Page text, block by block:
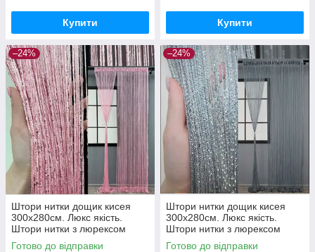
Купити Купити
–24%
Штори нитки дощик кисея
300х280см. Люкс якість.
Штори нитки з люрексом
прямі - Рожевий.
Готово до відправки
–24%
Штори нитки дощик кисея
300х280см. Люкс якість.
Штори нитки з люрексом
прямі - Сірий.
Готово до відправки